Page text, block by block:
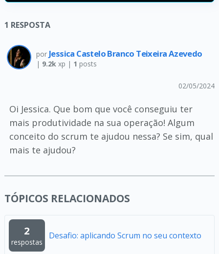
1 RESPOSTA
por Jessica Castelo Branco Teixeira Azevedo
| 9.2kxp | 1 posts
02/05/2024
Oi Jessica. Que bom que você conseguiu ter
mais produtividade na sua operação! Algum
conceito do scrum te ajudou nessa? Se sim, qual
mais te ajudou?
TÓPICOS RELACIONADOS
2
respostas
Desafio: aplicando Scrum no seu contexto